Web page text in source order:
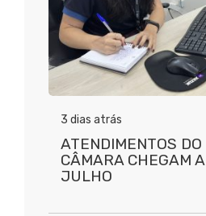
3 dias atrás
ATENDIMENTOS DO
CÂMARA CHEGAM
JULHO